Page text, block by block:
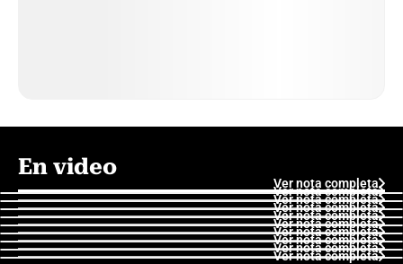
En video
Ver nota completa
Ver nota completa
Ver nota completa
Ver nota completa
Ver nota completa
Ver nota completa
Ver nota completa
Ver nota completa
Ver nota completa
Ver nota completa